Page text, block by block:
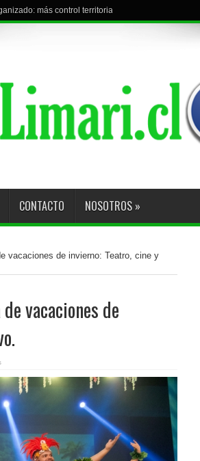
más control territorial, cárceles más
CONTACTO NOSOTROS »
vacaciones de invierno: Teatro, cine y
vacaciones de